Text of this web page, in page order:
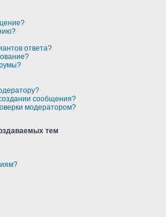
ответа?
сообщения?
модератором?
тем